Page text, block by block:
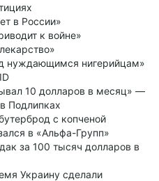
в России»
к войне»
нуждающимся нигерийцам»
10 долларов в месяц» —
Подлипках
с копченой
в «Альфа-Групп»
за 100 тысяч долларов в
Украину сделали